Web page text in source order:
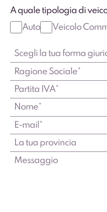
A quale tipologia di
Auto
Veicolo